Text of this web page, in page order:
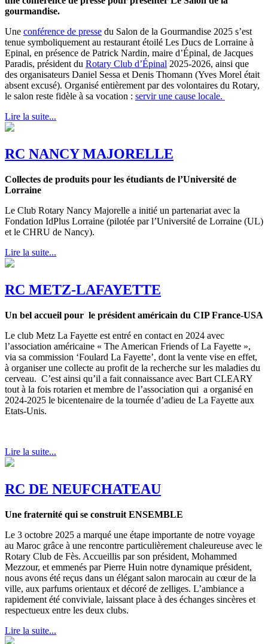
gourmandise.
Une conférence de presse du Salon de la Gourmandise 2025 s’est
tenue symboliquement au restaurant étoilé Les Ducs de Lorraine à
Epinal, en présence de Patrick Nardin, maire d’Épinal, de Jacques
Paradis, président du Rotary Club d’Épinal 2025-2026, ainsi que
des organisateurs Daniel Sessa et Denis Thomann (Yves Morel était
absent excusé). Organisé entièrement par des volontaires du Rotary,
le salon reste fidèle à sa vocation : servir une cause locale.
Lire la suite...
RC NANCY MAJORELLE
Collectes de produits pour les étudiants de l’Université de
Lorraine
Le Club Rotary Nancy Majorelle a initié un partenariat avec la
Fondation IdPlus Lorraine (pilotée par l’Université de Lorraine (UL)
et le CHRU de Nancy).
Lire la suite...
RC METZ-LAFAYETTE
Un bel accueil pour le président américain du CIP France-USA
Le club Metz La Fayette est entré en contact en 2024 avec
l’association américaine « The American Friends of La Fayette »,
via sa commission ‘Foulard La Fayette’, dont la vente vise en effet,
à organiser une collecte au profit de la recherche sur les maladies du
cerveau. C’est ainsi qu’il a fait connaissance avec Bart CLEARY
tout à la fois rotarien et membre de l’association qui a organisé en
2024-2025 le bicentenaire de la tournée d’adieu de La Fayette aux
Etats-Unis.
Lire la suite...
RC DE NEUFCHATEAU
Une fraternité qui se construit ENSEMBLE
Le 3 octobre 2025 a marqué une étape importante de notre voyage
au Maroc grâce à une rencontre particulièrement chaleureuse avec le
Rotary Club de Fès. Accueillis par son président, Mohammed
Mezzour, et emmenés par Pierre Huin notre dynamique président,
nous avons été reçus dans un élégant salon marocain au cœur de la
ville, aux parfums orientaux et décoré de zelliges. L’ambiance a
rapidement été conviviale, laissant place à des échanges sincères et
respectueux entre les deux clubs.
Lire la suite...